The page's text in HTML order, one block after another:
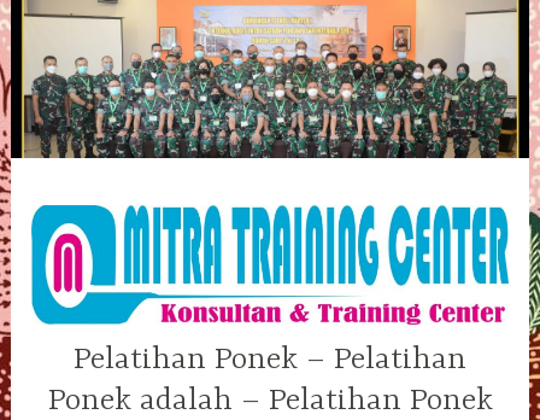
Skip
to
content
Pelatihan Ponek – Pelatihan
Ponek adalah – Pelatihan Ponek